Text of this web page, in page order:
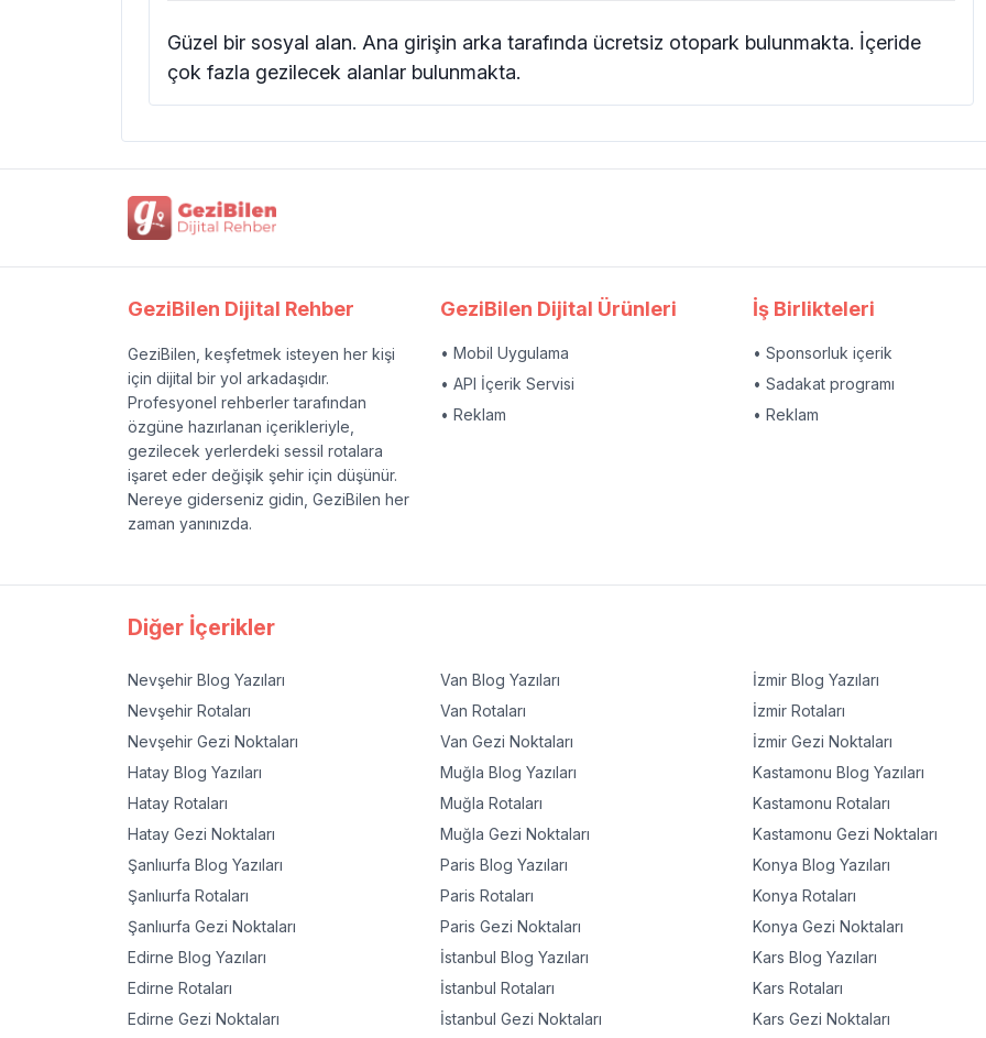
Güzel bir sosyal alan. Ana girişin arka tarafında ücretsiz otopark bulunmakta. İçeride
çok fazla gezilecek alanlar bulunmakta.
GeziBilen Dijital Rehber
GeziBilen, keşfetmek isteyen her kişi
için dijital bir yol arkadaşıdır.
Profesyonel rehberler tarafından
özgüne hazırlanan içerikleriyle,
gezilecek yerlerdeki sessil rotalara
işaret eder değişik şehir için düşünür.
Nereye giderseniz gidin, GeziBilen her
zaman yanınızda.
GeziBilen Dijital Ürünleri
• Mobil Uygulama
• API İçerik Servisi
• Reklam
İş Birlikteleri
• Sponsorluk içerik
• Sadakat programı
• Reklam
Diğer İçerikler
Nevşehir Blog Yazıları
Nevşehir Rotaları
Nevşehir Gezi Noktaları
Hatay Blog Yazıları
Hatay Rotaları
Hatay Gezi Noktaları
Şanlıurfa Blog Yazıları
Şanlıurfa Rotaları
Şanlıurfa Gezi Noktaları
Edirne Blog Yazıları
Edirne Rotaları
Edirne Gezi Noktaları
Van Blog Yazıları
Van Rotaları
Van Gezi Noktaları
Muğla Blog Yazıları
Muğla Rotaları
Muğla Gezi Noktaları
Paris Blog Yazıları
Paris Rotaları
Paris Gezi Noktaları
İstanbul Blog Yazıları
İstanbul Rotaları
İstanbul Gezi Noktaları
İzmir Blog Yazıları
İzmir Rotaları
İzmir Gezi Noktaları
Kastamonu Blog Yazıları
Kastamonu Rotaları
Kastamonu Gezi Noktaları
Konya Blog Yazıları
Konya Rotaları
Konya Gezi Noktaları
Kars Blog Yazıları
Kars Rotaları
Kars Gezi Noktaları